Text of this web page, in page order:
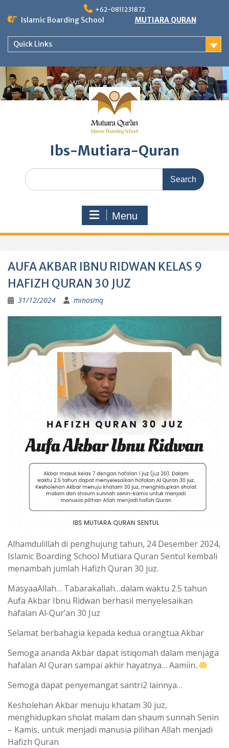
+62-0811231872
Islamic Boarding School MUTIARA QURAN
Quick Links
Ibs-Mutiara-Quran
Search
for:
Menu
AUFA AKBAR IBNU RIDWAN KELAS 9
HAFIZH QURAN 30 JUZ
31/12/2024 minosmq
Alhamdulillah di penghujung tahun, 24 Desember 2024,
Islamic Boarding School Mutiara Quran Sentul kembali
menambah jumlah Hafizh Quran 30 juz.
MasyaaAllah… Tabarakallah…dalam waktu 2.5 tahun
Aufa Akbar Ibnu Ridwan berhasil menyelesaikan
hafalan Al-Qur’an 30 Juz
Selamat berbahagia kepada kedua orangtua Akbar
Semoga ananda Akbar dapat istiqomah dalam menjaga
hafalan Al Quran sampai akhir hayatnya… Aamiin..
Semoga dapat penyemangat santri2 lainnya…
Kesholehan Akbar menuju khatam 30 juz,
menghidupkan sholat malam dan shaum sunnah Senin
– Kamis, untuk menjadi manusia pilihan Allah menjadi
Hafizh Quran